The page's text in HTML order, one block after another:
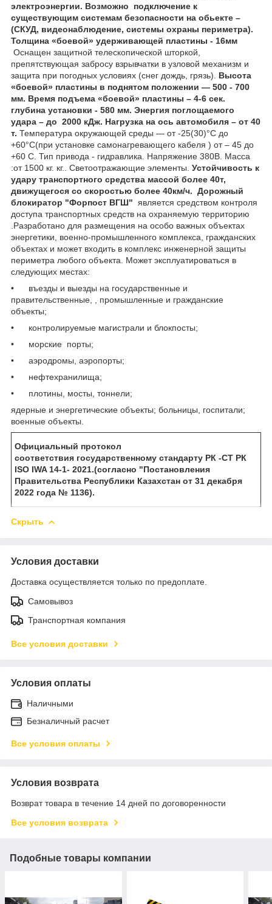
электроэнергии. Возможно подключение к
существующим системам безопасности на обьекте –
(СКУД, видеонаблюдение, системы охраны периметра).
Толщина «боевой» удерживающей пластины - 16мм
Оснащен защитной телескопической шторкой,
препятствующая забросу взрывчатки в узловой механизм и
защита при погодных условиях (снег дождь, грязь). Высота
«боевой» пластины в поднятом положении ― 500 - 700
мм. Время подъема «боевой» пластины – 4-6 сек.
глубина установки - 580 мм. Энергия поглощаемого
удара – до 2000 кДж. Нагрузка на ось автомобиля – от 40
т. Температура окружающей среды ― от -25(30)°С до
+60°С(при установке самонагревающего кабеля ) от – 45 до
+60 С. Тип привода - гидравлика. Напряжение 380В. Масса
:от 1500 кг. кг.. Светоотражающие элементы. Устойчивость к
удару транспортного средства массой более 40т,
движущегося со скоростью более 40км/ч. Дорожный
блокиратор "Форпост ВГШ" является средством контроля
доступа транспортных средств на охраняемую территорию
.Разработано для размещения на особо важных объектах
энергетики, военно-промышленного комплекса, гражданских
объектах и может входить в комплекс инженерной защиты
периметра любого объекта. Может эксплуатироваться в
следующих местах:
• въезды и выезды на государственные и
правительственные, , промышленные и гражданские
объекты;
• контролируемые магистрали и блокпосты;
• морские порты;
• аэродромы, аэропорты;
• нефтехранилища;
• плотины, мосты, тоннели;
ядерные и энергетические объекты; больницы, госпитали;
военные объекты.
Официальный протокол
соответствия государственному стандарту РК -СТ РК
ISO IWA 14-1- 2021.(согласно "Постановления
Правительства Республики Казахстан от 31 декабря
2022 года № 1136).
Скрыть
Условия доставки
Доставка осуществляется только по предоплате.
Самовывоз
Транспортная компания
Все условия доставки
Условия оплаты
Наличными
Безналичный расчет
Все условия оплаты
Условия возврата
Возврат товара в течение 14 дней по договоренности
Все условия возврата
Подобные товары компании